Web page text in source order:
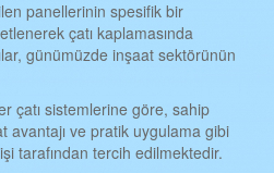
panellerinin spesifik bir
çatı kaplamasında
günümüzde inşaat sektörünün
çatı sistemlerine göre, sahip
avantajı ve pratik uygulama gibi
tarafından tercih edilmektedir.